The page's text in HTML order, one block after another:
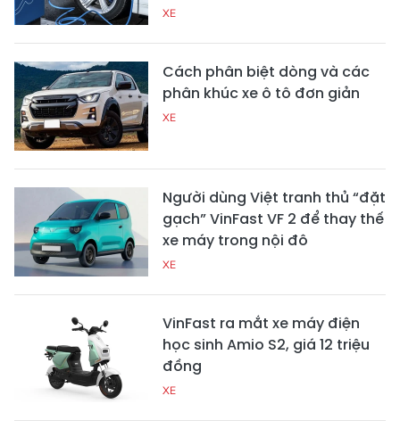
XE
Cách phân biệt dòng và các
phân khúc xe ô tô đơn giản
XE
Người dùng Việt tranh thủ “đặt
gạch” VinFast VF 2 để thay thế
xe máy trong nội đô
XE
VinFast ra mắt xe máy điện
học sinh Amio S2, giá 12 triệu
đồng
XE